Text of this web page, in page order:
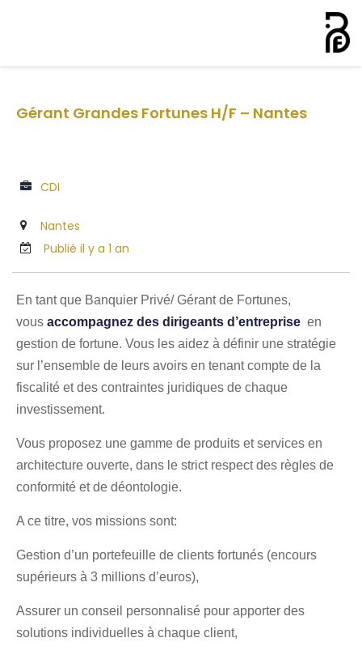
Gérant Grandes Fortunes H/F – Nantes
CDI
Nantes
Publié il y a 1 an
En tant que Banquier Privé/ Gérant de Fortunes,
vous accompagnez des dirigeants d’entreprise en
gestion de fortune. Vous les aidez à définir une stratégie
sur l’ensemble de leurs avoirs en tenant compte de la
fiscalité et des contraintes juridiques de chaque
investissement.
Vous proposez une gamme de produits et services en
architecture ouverte, dans le strict respect des règles de
conformité et de déontologie.
A ce titre, vos missions sont:
Gestion d’un portefeuille de clients fortunés (encours
supérieurs à 3 millions d’euros),
Assurer un conseil personnalisé pour apporter des
solutions individuelles à chaque client,